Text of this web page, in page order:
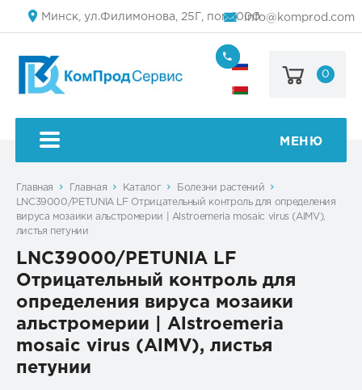
Минск, ул.Филимонова, 25Г, пом.1000info@komprod.com
(499)
444-
50
0
МЕНЮ
Главная Главная Каталог
Болезни растений
LNC39000/PETUNIA LF Отрицательный контроль для определения
вируса мозаики альстромерии | Alstroemeria mosaic virus (AlMV),
листья петунии
LNC39000/PETUNIA LF
Отрицательный контроль для
определения вируса мозаики
альстромерии | Alstroemeria
mosaic virus (AlMV), листья
петунии